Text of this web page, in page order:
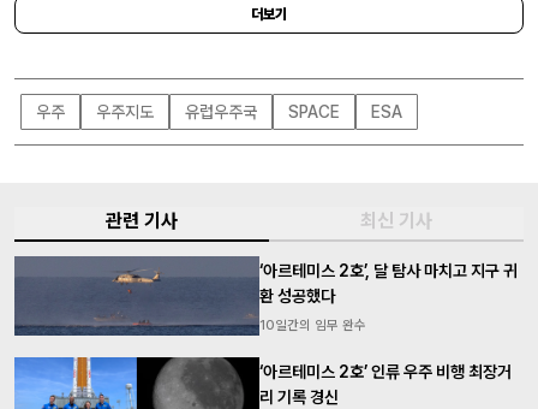
ESA
더보기
우주 우주지도 유럽우주국 SPACE ESA
관련 기사 최신 기사
‘아르테미스 2호’, 달 탐사 마치고 지구 귀
환 성공했다
10일간의 임무 완수
‘아르테미스 2호’ 인류 우주 비행 최장거
리 기록 경신